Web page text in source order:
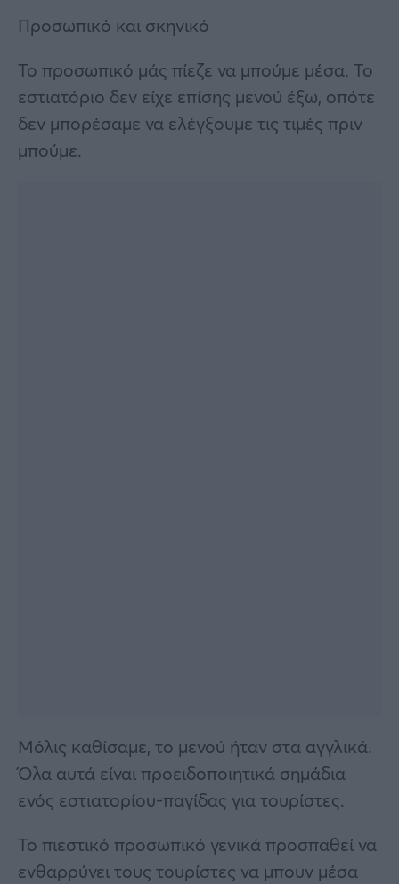
Προσωπικό και σκηνικό
Το προσωπικό μάς πίεζε να μπούμε μέσα. Το
εστιατόριο δεν είχε επίσης μενού έξω, οπότε
δεν μπορέσαμε να ελέγξουμε τις τιμές πριν
μπούμε.
Μόλις καθίσαμε, το μενού ήταν στα αγγλικά.
Όλα αυτά είναι προειδοποιητικά σημάδια
ενός εστιατορίου-παγίδας για τουρίστες.
Το πιεστικό προσωπικό γενικά προσπαθεί να
ενθαρρύνει τους τουρίστες να μπουν μέσα